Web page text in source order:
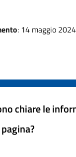
: 14 maggio
chiare le